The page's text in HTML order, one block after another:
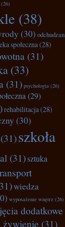
(26)
(38)
(30)
społeczna(28)
(31)
(33)
(31) psychologia (26)
(29)
rehabilitacja(28)
(30)
(31)szkoła
(31)sztuka
wiedza
wyposażenie wnętrz (26)
dodatkowe
żywienie (31)